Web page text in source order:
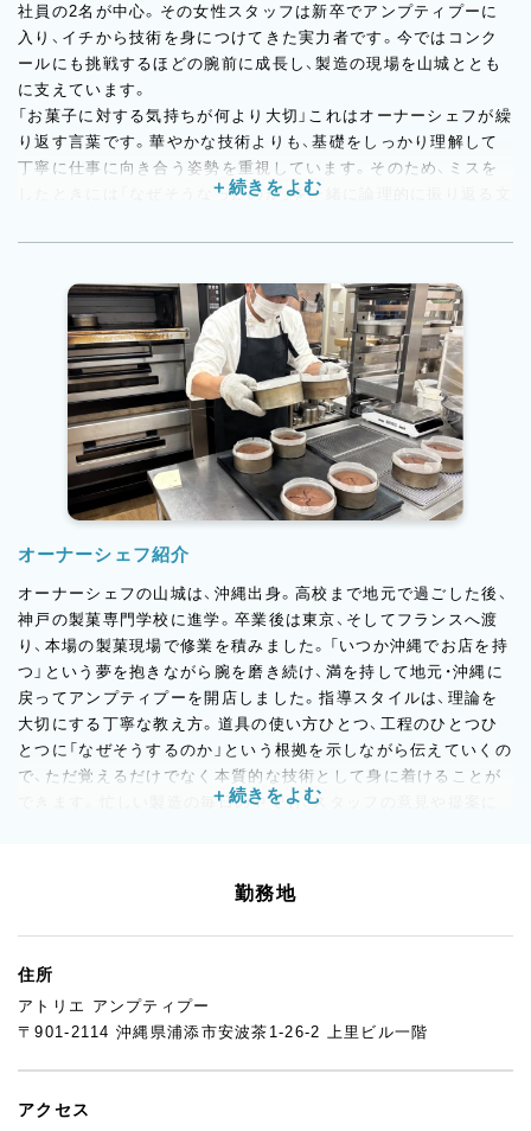
社員の2名が中心。その女性スタッフは新卒でアンプティプーに
入り、イチから技術を身につけてきた実力者です。今ではコンク
ールにも挑戦するほどの腕前に成長し、製造の現場を山城ととも
に支えています。
「お菓子に対する気持ちが何より大切」これはオーナーシェフが繰
り返す言葉です。華やかな技術よりも、基礎をしっかり理解して
丁寧に仕事に向き合う姿勢を重視しています。そのため、ミスを
したときには「なぜそうなったのか」を一緒に論理的に振り返る文
テキパキとしたリズムで動いていますが、会話がなくなるわけで
をフォローし合う雰囲気が根付いています。独立志向よりも「こ
のお店で長く働きたい」という気持ちを持つ方が、自然と活き活き
と働ける職場です。
オーナーシェフ紹介
オーナーシェフの山城は、沖縄出身。高校まで地元で過ごした後、
神戸の製菓専門学校に進学。卒業後は東京、そしてフランスへ渡
り、本場の製菓現場で修業を積みました。「いつか沖縄でお店を持
つ」という夢を抱きながら腕を磨き続け、満を持して地元・沖縄に
戻ってアンプティプーを開店しました。指導スタイルは、理論を
大切にする丁寧な教え方。道具の使い方ひとつ、工程のひとつひ
とつに「なぜそうするのか」という根拠を示しながら伝えていくの
で、ただ覚えるだけでなく本質的な技術として身に着けることが
できます。忙しい製造の毎日の中でも、スタッフの意見や提案に
ーを続けていきたいと考えています。一緒にお菓子づくりを楽し
んでくれる仲間を心待ちにしています。
勤務地
住所
アトリエ アンプティプー
〒901-2114 沖縄県浦添市安波茶1-26-2 上里ビル一階
アクセス